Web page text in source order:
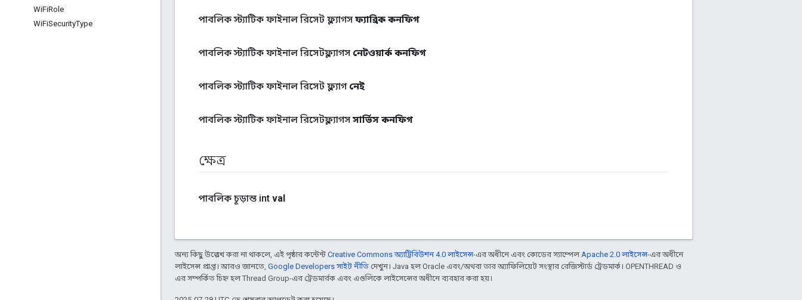
WiFiRole
WiFiSecurityType পাবলিক স্ট্যাটিক ফাইনাল রিসেট ফ্ল্যাগস ফ্যাব্রিক কনফিগ
পাবলিক স্ট্যাটিক ফাইনাল রিসেটফ্ল্যাগস নেটওয়ার্ক কনফিগ
পাবলিক স্ট্যাটিক ফাইনাল রিসেট ফ্ল্যাগ নেই
পাবলিক স্ট্যাটিক ফাইনাল রিসেটফ্ল্যাগস সার্ভিস কনফিগ
ক্ষেত্র
পাবলিক চূড়ান্ত int val
অন্য কিছু উল্লেখ করা না থাকলে, এই পৃষ্ঠার কন্টেন্ট Creative Commons অ্যাট্রিবিউশন 4.0 লাইসেন্স-এর অধীনে এবং কোডের স্যাম্পেলApache 2.0 লাইসেন্স-এর অধীনে
লাইসেন্স প্রাপ্ত। আরও জানতে, Google Developers সাইট নীতি দেখুন। Java হল Oracle এবং/অথবা তার অ্যাফিলিয়েট সংস্থার রেজিস্টার্ড ট্রেডমার্ক। OPENTHREAD ও
এর সম্পর্কিত চিহ্ন হল Thread Group-এর ট্রেডমার্রক এবং এগুলিকে লাইসেন্সের অধীনে ব্যবহার করা হয়।